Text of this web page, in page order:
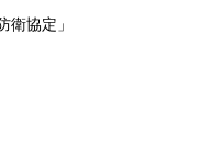
衛協定」